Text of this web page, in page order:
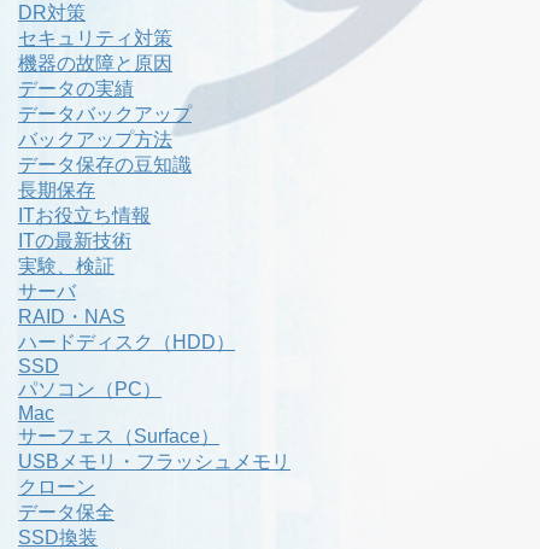
DR対策
セキュリティ対策
機器の故障と原因
データの実績
データバックアップ
バックアップ方法
データ保存の豆知識
長期保存
ITお役立ち情報
ITの最新技術
実験、検証
サーバ
RAID・NAS
ハードディスク（HDD）
SSD
パソコン（PC）
Mac
サーフェス（Surface）
USBメモリ・フラッシュメモリ
クローン
データ保全
SSD換装